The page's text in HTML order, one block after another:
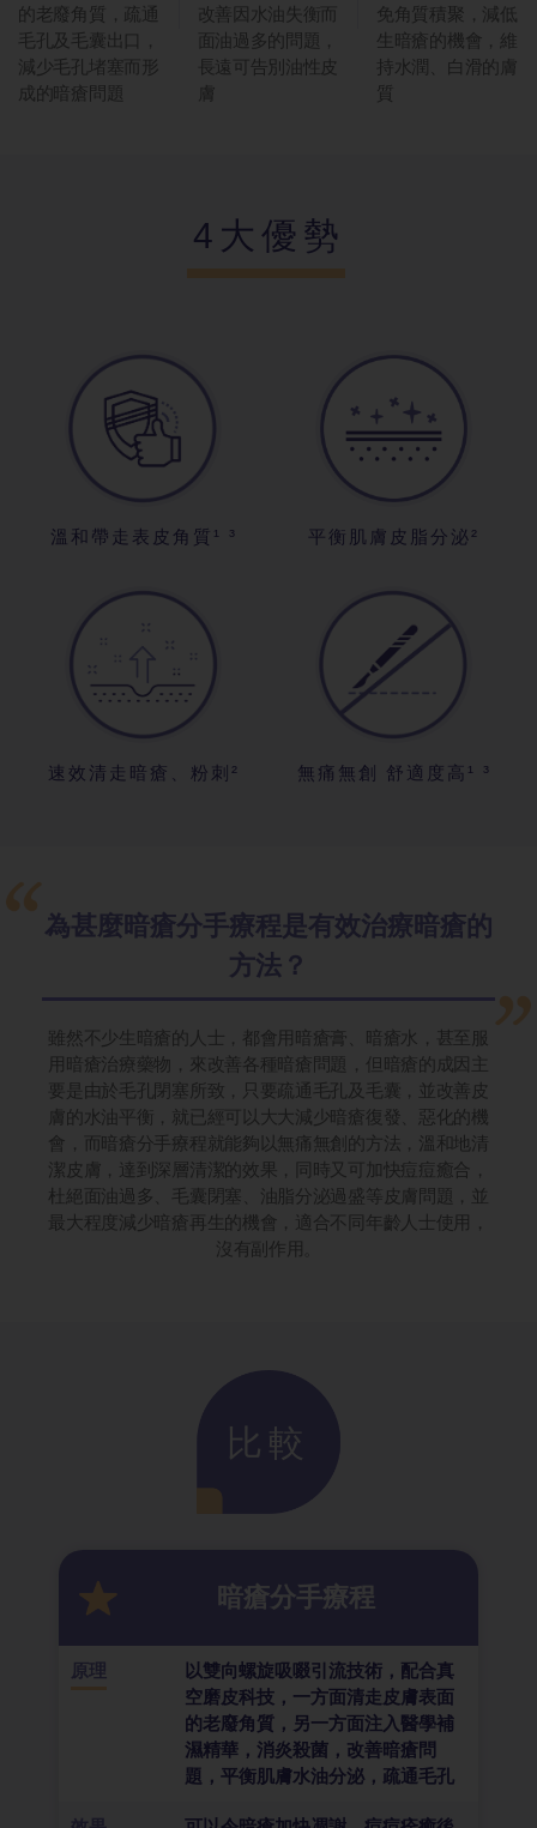
的老廢角質，疏通
毛孔及毛囊出口，
減少毛孔堵塞而形
成的暗瘡問題
改善因水油失衡而
面油過多的問題，
長遠可告別油性皮
膚
免角質積聚，減低
生暗瘡的機會，維
持水潤、白滑的膚
質
4大優勢
溫和帶走表皮角質¹ ³ 平衡肌膚皮脂分泌²
速效清走暗瘡、粉刺² 無痛無創 舒適度高¹ ³
為甚麼暗瘡分手療程是有效治療暗瘡的
方法？
雖然不少生暗瘡的人士，都會用暗瘡膏、暗瘡水，甚至服
用暗瘡治療藥物，來改善各種暗瘡問題，但暗瘡的成因主
要是由於毛孔閉塞所致，只要疏通毛孔及毛囊，並改善皮
膚的水油平衡，就已經可以大大減少暗瘡復發、惡化的機
會，而暗瘡分手療程就能夠以無痛無創的方法，溫和地清
潔皮膚，達到深層清潔的效果，同時又可加快痘痘癒合，
杜絕面油過多、毛囊閉塞、油脂分泌過盛等皮膚問題，並
最大程度減少暗瘡再生的機會，適合不同年齡人士使用，
沒有副作用。
比較
暗瘡分手療程
原理
以雙向螺旋吸啜引流技術，配合真
空磨皮科技，一方面清走皮膚表面
的老廢角質，另一方面注入醫學補
濕精華，消炎殺菌，改善暗瘡問
題，平衡肌膚水油分泌，疏通毛孔